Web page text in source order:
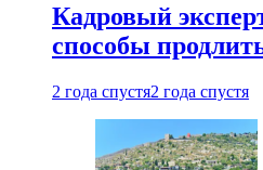
Кадровый
способы
2 года спустя2 года спустя